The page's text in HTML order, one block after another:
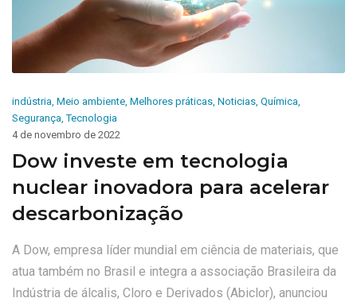
indústria, Meio ambiente, Melhores práticas, Noticias, Química,
Segurança,Tecnologia
4 de novembro de 2022
Dow investe em tecnologia
nuclear inovadora para acelerar
descarbonização
A Dow, empresa líder mundial em ciência de materiais, que
atua também no Brasil e integra a associação Brasileira da
Indústria de álcalis, Cloro e Derivados (Abiclor), anunciou